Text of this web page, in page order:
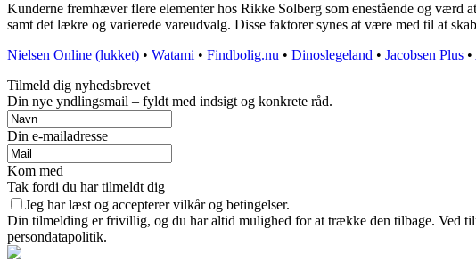
Kunderne fremhæver flere elementer hos Rikke Solberg som enestående og
samt det lækre og varierede vareudvalg. Disse faktorer synes at være med til at
Nielsen Online (lukket) • Watami • Findbolig.nu • Dinoslegeland • Jacobsen Plus •
Tilmeld dig nyhedsbrevet
Din nye yndlingsmail – fyldt med indsigt og konkrete råd.
Din e-mailadresse
Kom med
Tak fordi du har tilmeldt dig
Jeg har læst og accepterer vilkår og betingelser.
Din tilmelding er frivillig, og du har altid mulighed for at trække den tilbage. Ved
persondatapolitik.